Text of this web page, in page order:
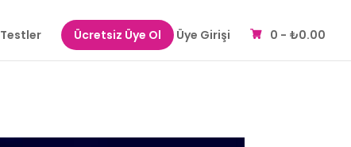
Testler Ücretsiz Üye Ol Üye Girişi 0 - ₺0.00